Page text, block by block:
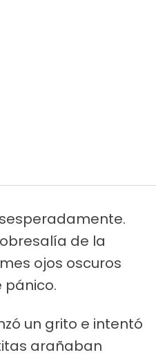
de la
ojos oscuros
un grito e intentó
arañaban